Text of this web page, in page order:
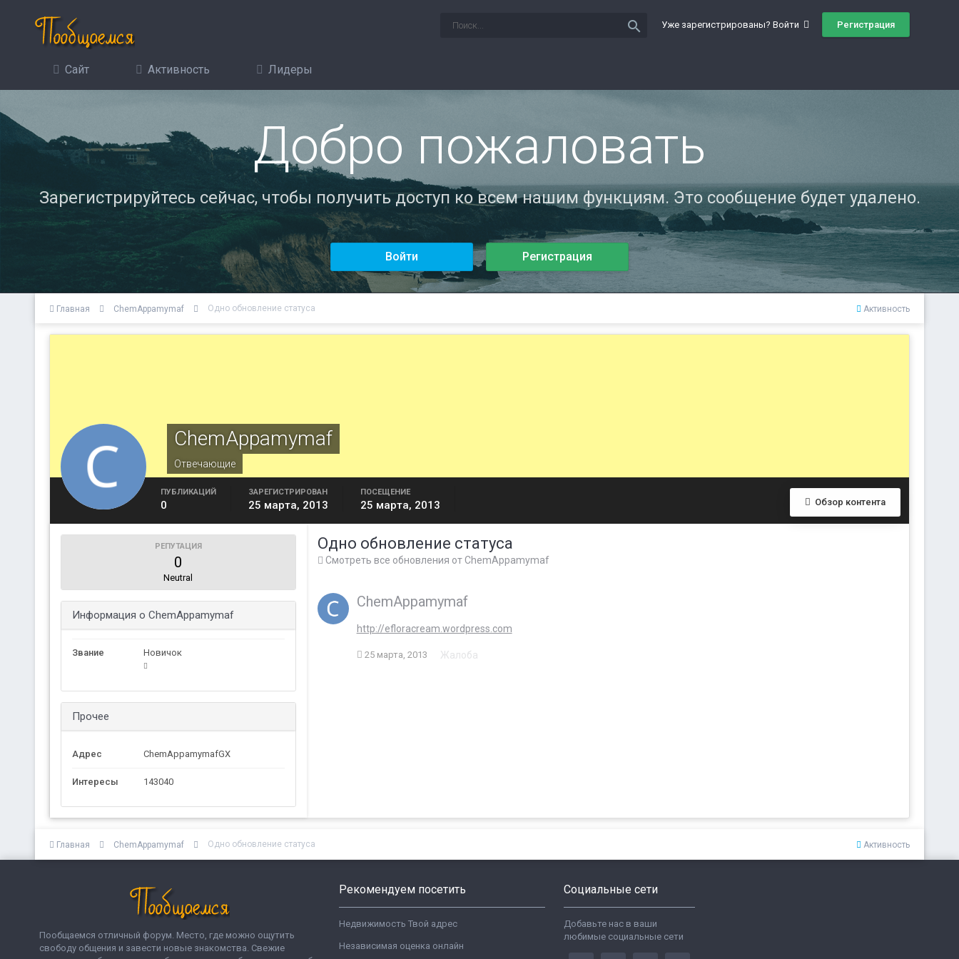
Уже зарегистрированы? Войти Регистрация
search
Сайт Активность Лидеры
Добро пожаловать
Зарегистрируйтесь сейчас, чтобы получить доступ ко всем нашим функциям. Это сообщение будет удалено.
Войти Регистрация
Активность
Главная ChemAppamymaf Одно обновление статуса
ChemAppamymaf
Отвечающие
Обзор контента
ПУБЛИКАЦИЙ
0
ЗАРЕГИСТРИРОВАН
25 марта, 2013
ПОСЕЩЕНИЕ
25 марта, 2013
РЕПУТАЦИЯ
0
Neutral
Информация о ChemAppamymaf
Звание Новичок
Прочее
Адрес ChemAppamymafGX
Интересы 143040
Одно обновление статуса
Смотреть все обновления от ChemAppamymaf
ChemAppamymaf
http://efloracream.wordpress.com
25 марта, 2013 Жалоба
Активность
Главная ChemAppamymaf Одно обновление статуса
Пообщаемся отличный форум. Место, где можно ощутить
свободу общения и завести новые знакомства. Свежие
Рекомендуем посетить
Недвижимость Твой адрес
Независимая оценка онлайн
Социальные сети
Добавьте нас в ваши
любимые социальные сети